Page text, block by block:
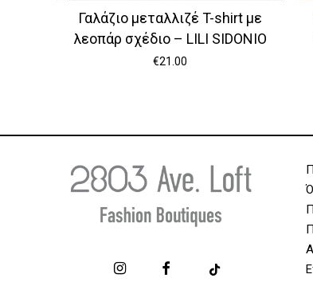
Γαλάζιο μεταλλιζέ T-shirt με
λεοπάρ σχέδιο – LILI SIDONIO
€21.00